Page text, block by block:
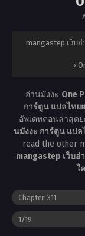
mangastep เว็บ
›
อ่านมังงะ One
การ์ตูน แปลไทย
อัพเดทตอนล่าสุด
นมังงะ การ์ตูน แป
read the other
mangastep เว็บ
ใ